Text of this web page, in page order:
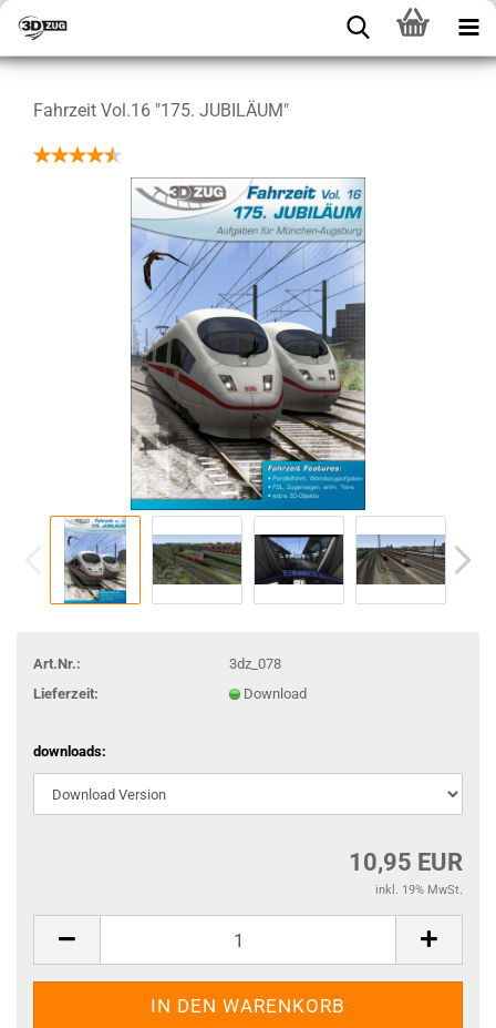
Fahrzeit Vol.16 "175. JUBILÄUM"
Art.Nr.:
3dz_078
Lieferzeit:
Download
downloads:
10,95 EUR
inkl. 19% MwSt.